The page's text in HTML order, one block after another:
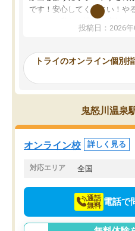
です！安心してください！や
ないのは私たち講師の責任で
ってくださり、確かに！と考
ったんですが、学生の先生か
み、徐々に成績が上がったら
思っていました。何が今足り
を的確に指導いただき、子ど
くりするほど楽しんでやる気
塾を受けています。狙い通り
つ成績も上がり、苦手意識も
てきたので、さらに苦手な数
でお願いしました。来年の高
投稿日：2026年
トライのオンライン個別
鬼怒川温泉
オンライン校 詳しく見る
対応エリア 全国
通話
無料 電話で